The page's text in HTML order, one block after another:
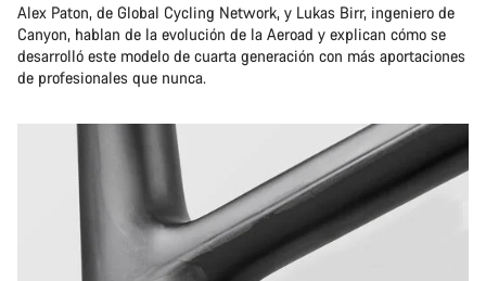
Alex Paton, de Global Cycling Network, y Lukas Birr, ingeniero de
Canyon, hablan de la evolución de la Aeroad y explican cómo se
desarrolló este modelo de cuarta generación con más aportaciones
de profesionales que nunca.